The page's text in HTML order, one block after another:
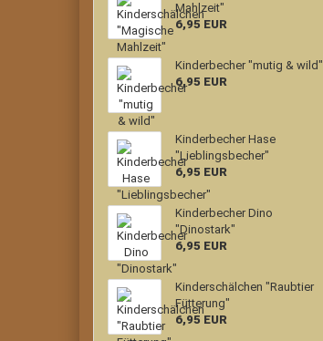
Mahlzeit"
6,95 EUR
Kinderbecher "mutig & wild"
6,95 EUR
Kinderbecher Hase
"Lieblingsbecher"
6,95 EUR
Kinderbecher Dino
"Dinostark"
6,95 EUR
Kinderschälchen "Raubtier
Fütterung"
6,95 EUR